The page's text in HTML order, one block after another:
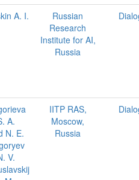
A. I.
Russian
Research
Institute for AI,
Russia
A.
N. E.
V.
IITP RAS,
Moscow,
Russia